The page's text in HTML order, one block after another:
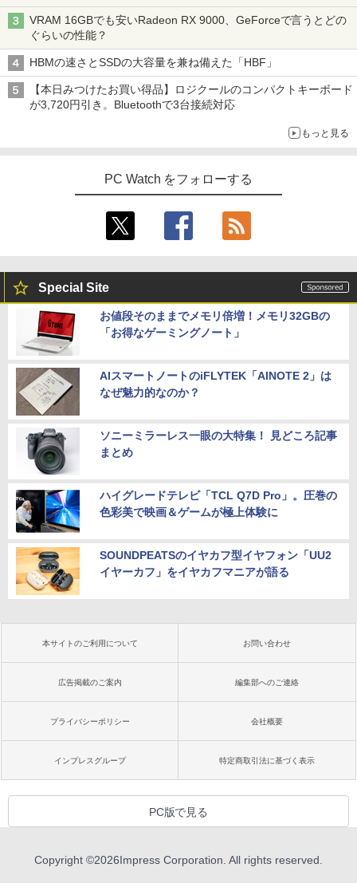
VRAM 16GBでも安いRadeon RX 9000、GeForceで言うとどの
ぐらいの性能？
HBMの速さとSSDの大容量を兼ね備えた「HBF」
【本日みつけたお買い得品】ロジクールのコンパクトキーボード
が3,720円引き。Bluetoothで3台接続対応
もっと見る
PC Watch をフォローする
Special Site
お値段そのままでメモリ倍増！メモリ32GBの
「お得なゲーミングノート」
AIスマートノートのiFLYTEK「AINOTE 2」は
なぜ魅力的なのか？
ソニーミラーレス一眼の大特集！ 見どころ記事
まとめ
ハイグレードテレビ「TCL Q7D Pro」。圧巻の
色彩美で映画＆ゲームが極上体験に
SOUNDPEATSのイヤカフ型イヤフォン「UU2
イヤーカフ」をイヤカフマニアが語る
本サイトのご利用について お問い合わせ
広告掲載のご案内 編集部へのご連絡
プライバシーポリシー 会社概要
インプレスグループ 特定商取引法に基づく表示
PC版で見る
Copyright ©2026Impress Corporation. All rights reserved.